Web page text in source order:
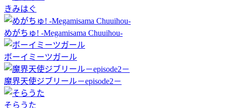
きみはぐ
めがちゅ! -Megamisama Chuuihou-
ボーイミーツガール
魔界天使ジブリール－episode2－
そらうた